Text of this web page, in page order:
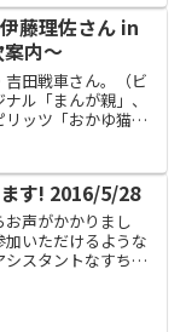
藤理佐さん in
内～
田戦車さん。（ビ
ル「まんが親」、
ッツ「おかゆ猫」
、来月宮古市で開
ェス...
す! 2016/5/28
声がかかりまし
いただけるような
スタントなすちゃ